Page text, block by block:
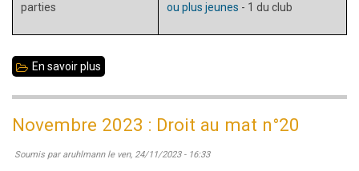
parties
ou plus jeunes - 1 du club
En savoir plus
jouez
Novembre 2023 : Droit au mat n°20
Soumis par aruhlmannle ven, 24/11/2023 - 16:33